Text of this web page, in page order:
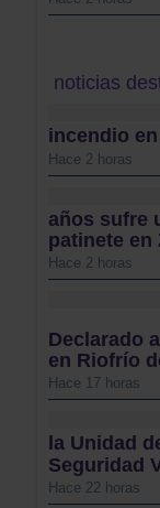
noticias
incendio
Hace 2 horas
años sufre
patinete en
Hace 2 horas
Declarado
en Riofrío
Hace 17 horas
la Unidad
Seguridad
Hace 22 horas